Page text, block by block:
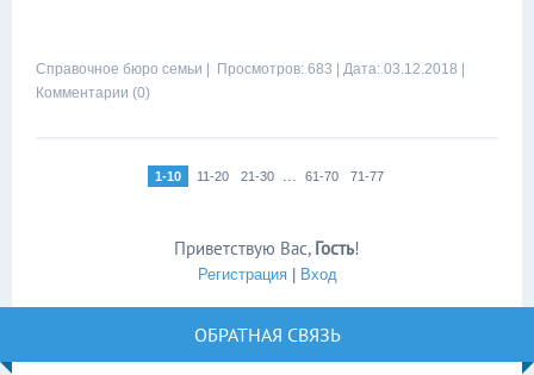
Справочное бюро семьи | Просмотров: 683 | Дата: 03.12.2018 |
Комментарии (0)
1-10 11-20 21-30 ... 61-70 71-77
Приветствую Вас, Гость!
Регистрация| Вход
ОБРАТНАЯ СВЯЗЬ